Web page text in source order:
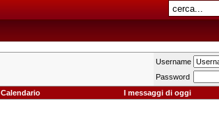
Username
Password
Calendario I messaggi di oggi